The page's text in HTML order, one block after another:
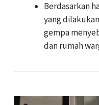
Berdasarkan
yang
gempa
dan rumah